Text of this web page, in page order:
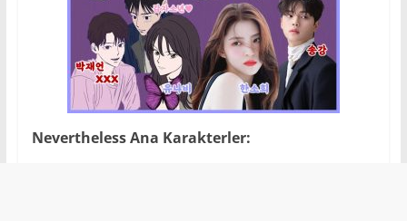
NeverthelessAna Karakterler: